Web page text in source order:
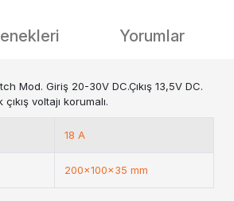
Yorumlar
Mod. Giriş 20-30V DC.Çıkış 13,5V DC.
voltajı korumalı.
18 A
200x100x35 mm